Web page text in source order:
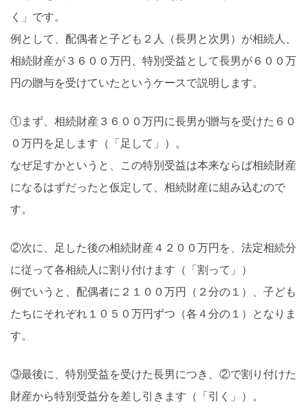
く」です。
例として、配偶者と子ども２人（長男と次男）が相続人、
相続財産が３６００万円、特別受益として長男が６００万
円の贈与を受けていたというケースで説明します。
①まず、相続財産３６００万円に長男が贈与を受けた６０
０万円を足します（「足して」）。
なぜ足すかというと、この特別受益は本来ならば相続財産
になるはずだったと仮定して、相続財産に組み込むので
す。
②次に、足した後の相続財産４２００万円を、法定相続分
に従って各相続人に割り付けます（「割って」）
例でいうと、配偶者に２１００万円（２分の１）、子ども
たちにそれぞれ１０５０万円ずつ（各４分の１）となりま
す。
③最後に、特別受益を受けた長男につき、②で割り付けた
財産から特別受益分を差し引きます（「引く」）。